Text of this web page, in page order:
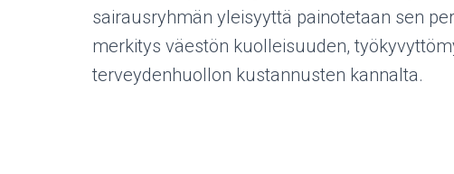
sairausryhmän yleisyyttä painotetaan sen
merkitys väestön kuolleisuuden,
terveydenhuollon kustannusten kannalta.